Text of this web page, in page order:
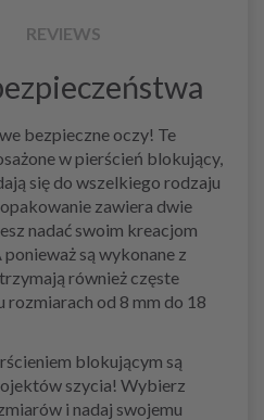
REVIEWS
bezpieczne oczy! Te
w pierścień blokujący,
się do wszelkiego rodzaju
zawiera dwie
nadać swoim kreacjom
są wykonane z
również częste
rozmiarach od 8 mm do 18
blokującym są
szycia! Wybierz
i nadaj swojemu